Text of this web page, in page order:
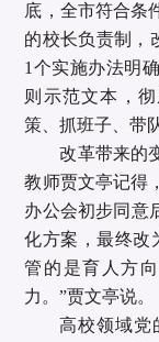
底，全市符合条
的校长负责制，
1个实施办法明
则示范文本，
策、抓班子、带
改革带来的
教师贾文亭记得
办公会初步同意
化方案，最终改
管的是育人方
力。”贾文亭说。
高校领域党